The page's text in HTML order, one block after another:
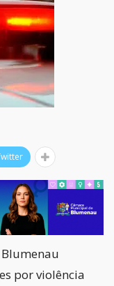
por violência